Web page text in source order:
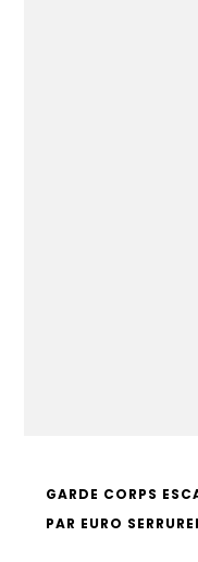
GARDE CORPS
PAR EURO